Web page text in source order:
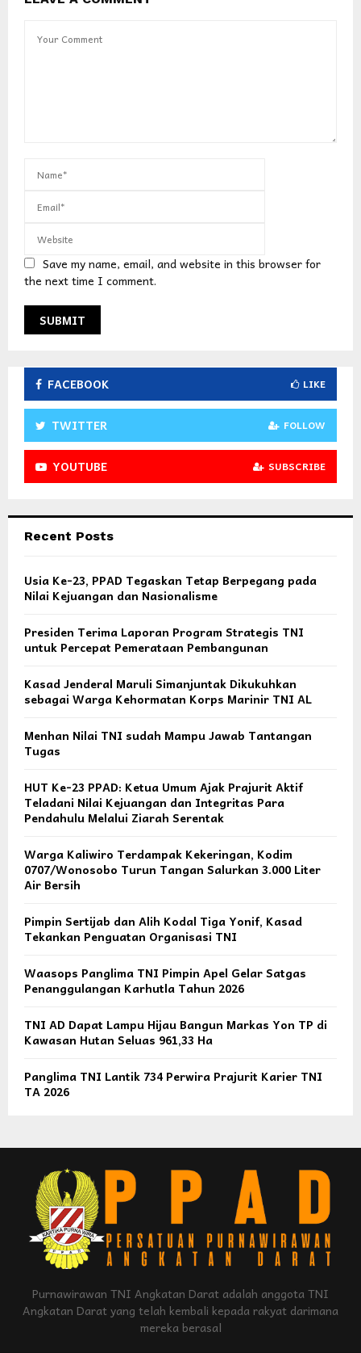
Save my name, email, and website in this browser for
the next time I comment.
FACEBOOK LIKE
TWITTER FOLLOW
YOUTUBE SUBSCRIBE
Recent Posts
Usia Ke-23, PPAD Tegaskan Tetap Berpegang pada
Nilai Kejuangan dan Nasionalisme
Presiden Terima Laporan Program Strategis TNI
untuk Percepat Pemerataan Pembangunan
Kasad Jenderal Maruli Simanjuntak Dikukuhkan
sebagai Warga Kehormatan Korps Marinir TNI AL
Menhan Nilai TNI sudah Mampu Jawab Tantangan
Tugas
HUT Ke-23 PPAD: Ketua Umum Ajak Prajurit Aktif
Teladani Nilai Kejuangan dan Integritas Para
Pendahulu Melalui Ziarah Serentak
Warga Kaliwiro Terdampak Kekeringan, Kodim
0707/Wonosobo Turun Tangan Salurkan 3.000 Liter
Air Bersih
Pimpin Sertijab dan Alih Kodal Tiga Yonif, Kasad
Tekankan Penguatan Organisasi TNI
Waasops Panglima TNI Pimpin Apel Gelar Satgas
Penanggulangan Karhutla Tahun 2026
TNI AD Dapat Lampu Hijau Bangun Markas Yon TP di
Kawasan Hutan Seluas 961,33 Ha
Panglima TNI Lantik 734 Perwira Prajurit Karier TNI
TA 2026
Purnawirawan TNI Angkatan Darat adalah anggota TNI
Angkatan Darat yang telah kembali kepada rakyat darimana
mereka berasal